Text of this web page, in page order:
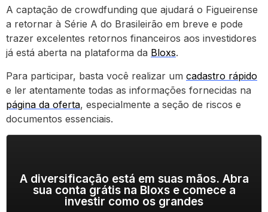
A captação de crowdfunding que ajudará o Figueirense
a retornar à Série A do Brasileirão em breve e pode
trazer excelentes retornos financeiros aos investidores
já está aberta na plataforma da Bloxs.
Para participar, basta você realizar um cadastro rápido
e ler atentamente todas as informações fornecidas na
página da oferta, especialmente a seção de riscos e
documentos essenciais.
A diversificação está em suas mãos. Abra
sua conta grátis na Bloxs e comece a
investir como os grandes